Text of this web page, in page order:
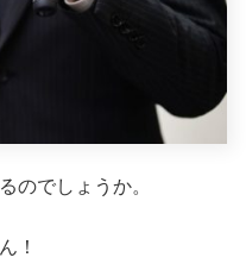
のでしょうか。
！